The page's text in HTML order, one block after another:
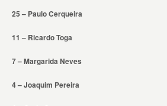
25 – Paulo Cerqueira
11 – Ricardo Toga
7 – Margarida Neves
4 – Joaquim Pereira